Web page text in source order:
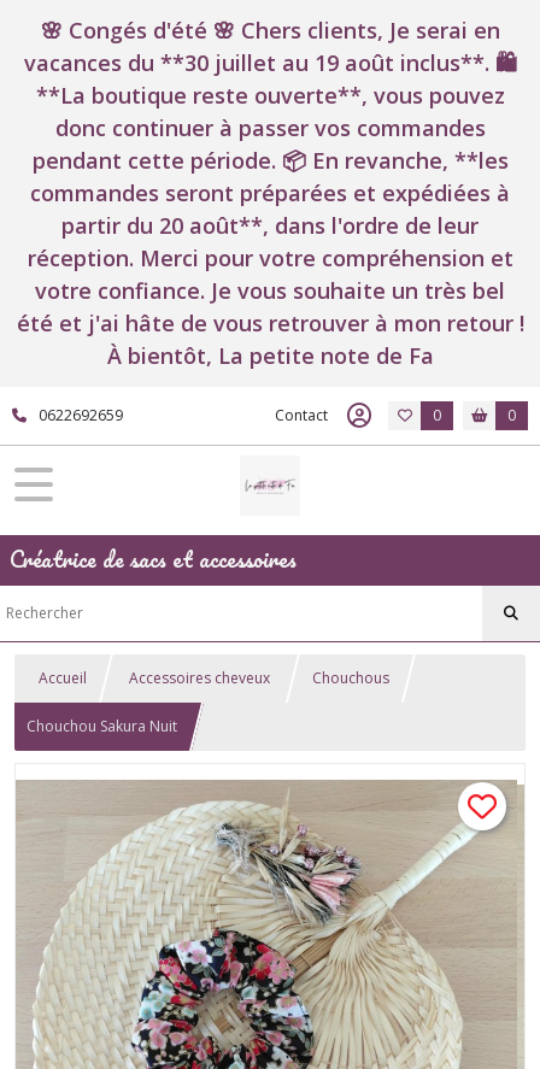
🌸 Congés d'été 🌸 Chers clients, Je serai en
vacances du **30 juillet au 19 août inclus**. 🛍️
**La boutique reste ouverte**, vous pouvez
donc continuer à passer vos commandes
pendant cette période. 📦 En revanche, **les
commandes seront préparées et expédiées à
partir du 20 août**, dans l'ordre de leur
réception. Merci pour votre compréhension et
votre confiance. Je vous souhaite un très bel
été et j'ai hâte de vous retrouver à mon retour !
À bientôt, La petite note de Fa
0622692659 Contact 0 0
Créatrice de sacs et accessoires
Accueil Accessoires cheveux Chouchous
Chouchou Sakura Nuit